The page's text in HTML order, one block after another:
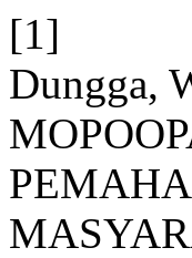
[1]
Dungga,